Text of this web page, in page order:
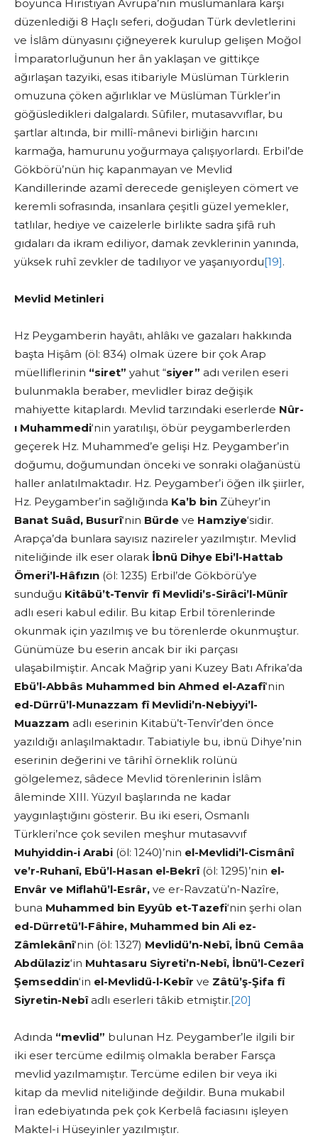
boyunca Hıristiyan Avrupa’nın müslümanlara karşı
düzenlediği 8 Haçlı seferi, doğudan Türk devletlerini
ve İslâm dünyasını çiğneyerek kurulup gelişen Moğol
İmparatorluğunun her ân yaklaşan ve gittikçe
ağırlaşan tazyiki, esas itibariyle Müslüman Türklerin
omuzuna çöken ağırlıklar ve Müslüman Türkler’in
göğüsledikleri dalgalardı. Sûfiler, mutasavvıflar, bu
şartlar altında, bir millî-mânevi birliğin harcını
karmağa, hamurunu yoğurmaya çalışıyorlardı. Erbil’de
Gökbörü’nün hiç kapanmayan ve Mevlid
Kandillerinde azamî derecede genişleyen cömert ve
keremli sofrasında, insanlara çeşitli güzel yemekler,
tatlılar, hediye ve caizelerle birlikte sadra şifâ ruh
gıdaları da ikram ediliyor, damak zevklerinin yanında,
yüksek ruhî zevkler de tadılıyor ve yaşanıyordu[19].
Mevlid Metinleri
Hz Peygamberin hayâtı, ahlâkı ve gazaları hakkında
başta Hişâm (öl: 834) olmak üzere bir çok Arap
müelliflerinin “siret” yahut “siyer” adı verilen eseri
bulunmakla beraber, mevlidler biraz değişik
mahiyette kitaplardı. Mevlid tarzındaki eserlerde Nûr-
ı Muhammedi‘nin yaratılışı, öbür peygamberlerden
geçerek Hz. Muhammed’e gelişi Hz. Peygamber’in
doğumu, doğumundan önceki ve sonraki olağanüstü
haller anlatılmaktadır. Hz. Peygamber’i öğen ilk şiirler,
Hz. Peygamber’in sağlığında Ka’b bin Züheyr’in
Banat Suâd, Busurî‘nin Bürde ve Hamziye‘sidir.
Arapça’da bunlara sayısız nazireler yazılmıştır. Mevlid
niteliğinde ilk eser olarak İbnü Dihye Ebi’l-Hattab
Ömeri’l-Hâfızın (öl: 1235) Erbil’de Gökbörü’ye
sunduğu Kitâbü’t-Tenvîr fî Mevlidi’s-Sirâci’l-Münîr
adlı eseri kabul edilir. Bu kitap Erbil törenlerinde
okunmak için yazılmış ve bu törenlerde okunmuştur.
Günümüze bu eserin ancak bir iki parçası
ulaşabilmiştir. Ancak Mağrip yani Kuzey Batı Afrika’da
Ebü’l-Abbâs Muhammed bin Ahmed el-Azafî‘nin
ed-Dürrü’l-Munazzam fî Mevlidi’n-Nebiyyi’l-
Muazzam adlı eserinin Kitabü’t-Tenvîr’den önce
yazıldığı anlaşılmaktadır. Tabiatiyle bu, ibnü Dihye’nin
eserinin değerini ve târihî örneklik rolünü
gölgelemez, sâdece Mevlid törenlerinin İslâm
âleminde XIII. Yüzyıl başlarında ne kadar
yaygınlaştığını gösterir. Bu iki eseri, Osmanlı
Türkleri’nce çok sevilen meşhur mutasavvıf
Muhyiddin-i Arabi (öl: 1240)’nin el-Mevlidi’l-Cismânî
ve’r-Ruhanî, Ebü’l-Hasan el-Bekrî(öl: 1295)’nin el-
Envâr ve Miflahü’l-Esrâr, ve er-Ravzatü’n-Nazîre,
buna Muhammed bin Eyyûb et-Tazefi‘nin şerhi olan
ed-Dürretü’l-Fâhire, Muhammed bin Ali ez-
Zâmlekânî‘nin (öl: 1327) Mevlidü’n-Nebî, İbnü Cemâa
Abdülaziz‘in Muhtasaru Siyreti’n-Nebî, İbnü’l-Cezerî
Şemseddin‘in el-Mevlidü-l-Kebîr ve Zâtü’ş-Şifa fî
Siyretin-Nebîadlı eserleri tâkib etmiştir.[20]
Adında “mevlid” bulunan Hz. Peygamber’le ilgili bir
iki eser tercüme edilmiş olmakla beraber Farsça
mevlid yazılmamıştır. Tercüme edilen bir veya iki
kitap da mevlid niteliğinde değildir. Buna mukabil
İran edebiyatında pek çok Kerbelâ faciasını işleyen
Maktel-i Hüseyinler yazılmıştır.